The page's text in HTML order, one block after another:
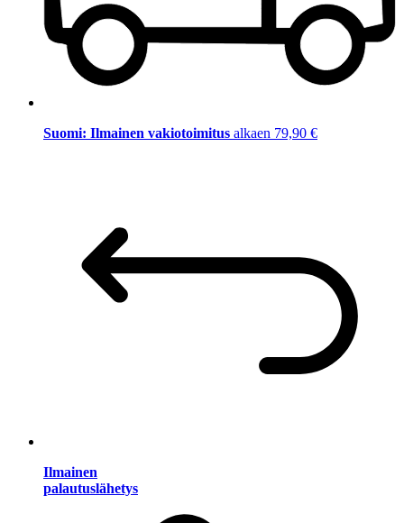
Suomi: Ilmainen vakiotoimitus alkaen 79,90 €
Ilmainen
palautuslähetys